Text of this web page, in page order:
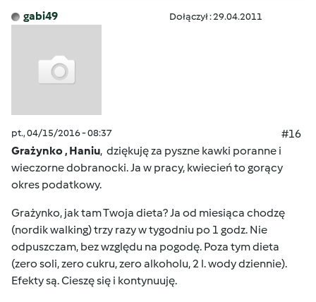
gabi49 Dołączył : 29.04.2011
pt., 04/15/2016 - 08:37
#16
Grażynko , Haniu, dziękuję za pyszne kawki poranne i
wieczorne dobranocki. Ja w pracy, kwiecień to gorący
okres podatkowy.
Grażynko, jak tam Twoja dieta? Ja od miesiąca chodzę
(nordik walking) trzy razy w tygodniu po 1 godz. Nie
odpuszczam, bez względu na pogodę. Poza tym dieta
(zero soli, zero cukru, zero alkoholu, 2 l. wody dziennie).
Efekty są. Cieszę się i kontynuuję.